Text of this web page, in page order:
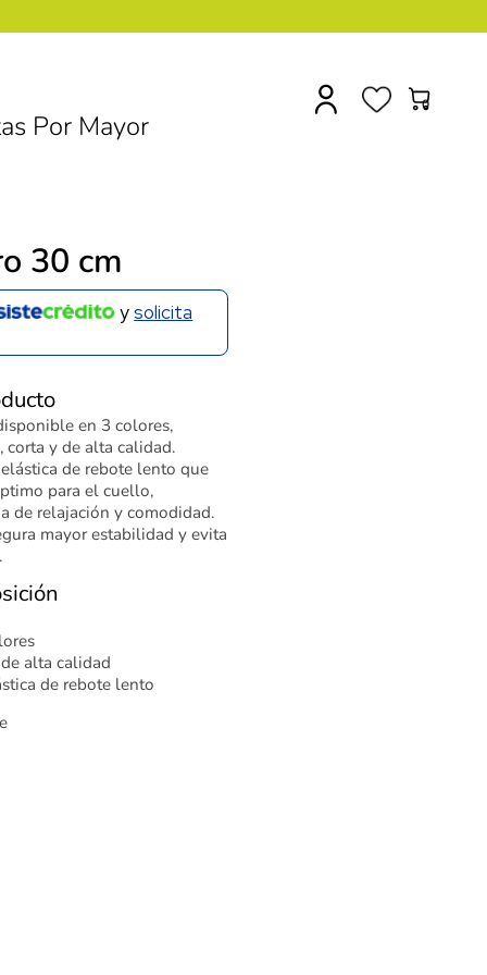
Por Mayor
0
30 cm
ysolicita
en 3 colores,
corta y de alta calidad.
de rebote lento que
para el cuello,
de relajación y comodidad.
mayor estabilidad y evita
alta calidad
de rebote lento